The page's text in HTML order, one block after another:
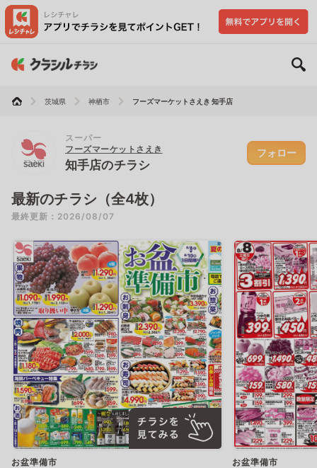
茨城県 神栖市 フーズマーケットさえき 知手店
スーパー
フーズマーケットさえき
知手店のチラシ
フォロー
最新のチラシ（全4枚）
最終更新：2026/08/07
お盆準備市 お盆準備市